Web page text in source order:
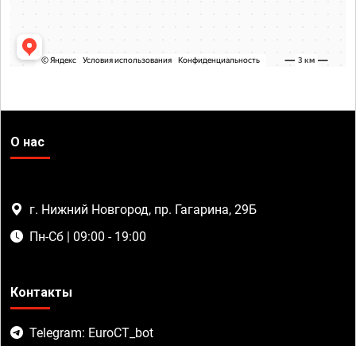
О нас
г. Нижний Новгород, пр. Гагарина, 29Б
Пн-Сб | 09:00 - 19:00
Контакты
Telegram: EuroCT_bot